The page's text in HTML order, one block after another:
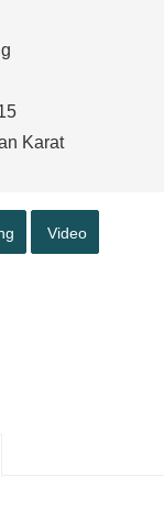
Karat
Video